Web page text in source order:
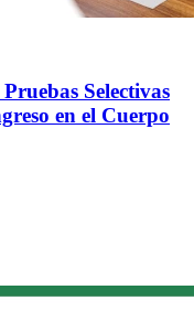
Selectivas
en el Cuerpo